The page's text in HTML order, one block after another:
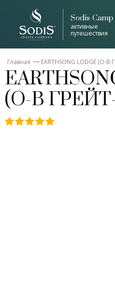
Sodis-Camp
активные
путешествия
Главная EARTHSONG LODGE (О-В
(О-В
Список